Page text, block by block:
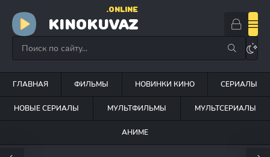
KINOKUVAZ
.ONLINE
ГЛАВНАЯ ФИЛЬМЫ НОВИНКИ КИНО СЕРИАЛЫ
НОВЫЕ СЕРИАЛЫ МУЛЬТФИЛЬМЫ МУЛЬТСЕРИАЛЫ
АНИМЕ